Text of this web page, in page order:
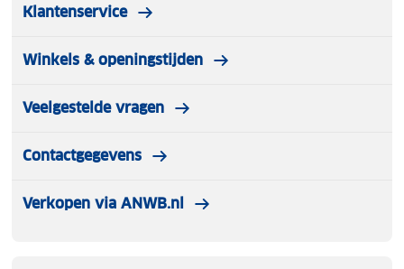
Klantenservice
Winkels & openingstijden
Veelgestelde vragen
Contactgegevens
Verkopen via ANWB.nl